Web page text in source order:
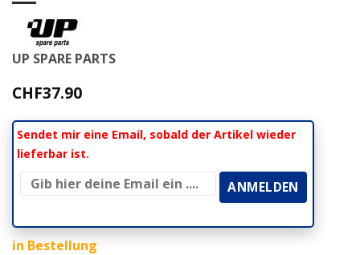
UP SPARE PARTS
CHF37.90
Sendet mir eine Email, sobald der Artikel wieder
lieferbar ist.
in Bestellung